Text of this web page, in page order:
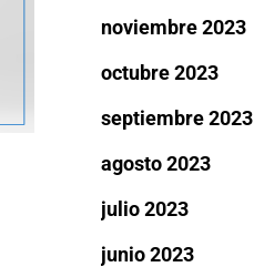
noviembre 2023
octubre 2023
septiembre 2023
agosto 2023
julio 2023
junio 2023